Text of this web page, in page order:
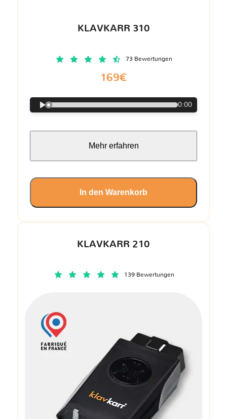
KLAVKARR 210
139 Bewertungen
KLAVKARR 310
73 Bewertungen
169€
0:00
Mehr erfahren
In den Warenkorb